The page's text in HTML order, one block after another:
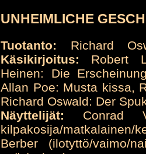
UNHEIMLICHE
Tuotanto: Richard
Käsikirjoitus: Robert
Heinen: Die
Allan Poe: Musta kissa,
Richard Oswald: Der
Näyttelijät: Conrad
kilpakosija/
Berber (ilotyttö/vaimo/